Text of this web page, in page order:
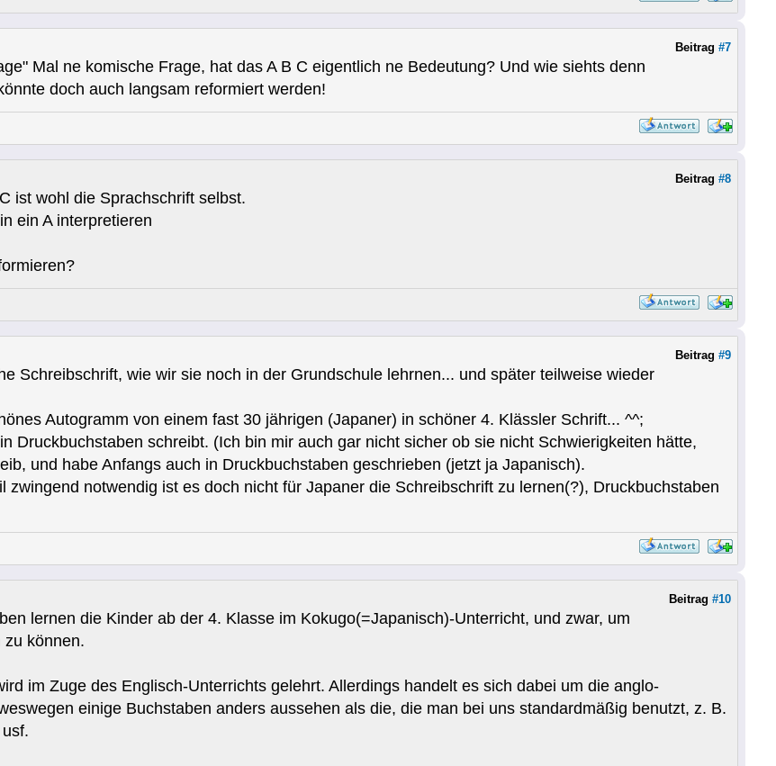
Beitrag #7
Mal ne komische Frage, hat das A B C eigentlich ne Bedeutung? Und wie siehts denn
doch auch langsam reformiert werden!
Beitrag #8
ist wohl die Sprachschrift selbst.
ein Ainterpretieren
Beitrag #9
Schreibschrift, wie wir sie noch in der Grundschule lehrnen... und später teilweise wieder
Autogramm von einem fast 30 jährigen (Japaner) in schöner 4. Klässler Schrift... ^^;
Druckbuchstaben schreibt. (Ich bin mir auch gar nicht sicher ob sie nicht Schwierigkeiten hätte,
und habe Anfangs auch in Druckbuchstaben geschrieben (jetzt ja Japanisch).
zwingend notwendig ist es doch nicht für Japaner die Schreibschrift zu lernen(?), Druckbuchstaben
Beitrag #10
lernen die Kinder ab der 4. Klasse im Kokugo(=Japanisch)-Unterricht, und zwar, um
zu können.
im Zuge des Englisch-Unterrichts gelehrt. Allerdings handelt es sich dabei um die anglo-
einige Buchstaben anders aussehen als die, die man bei uns standardmäßig benutzt, z. B.